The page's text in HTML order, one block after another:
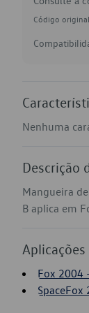
Código
Nenhuma
Descrição
Mangueira
B aplica em
Aplicações
Fox 2004